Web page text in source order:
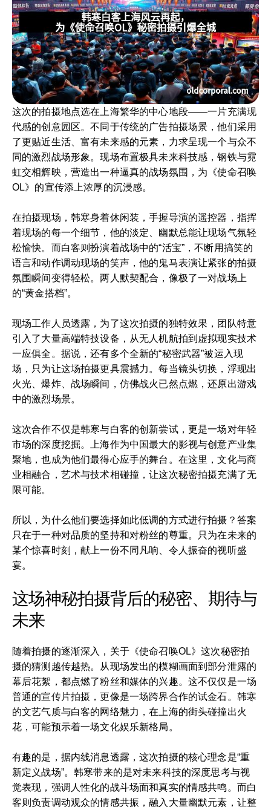
这次的拍摄地点选在上海繁华的中心地段——一片充满现
代感的创意园区。不同于传统的广告拍摄场景，他们采用
了更贴近生活、富有未来感的元素，力求呈现一个与众不
同的激烈战场形象。现场布置极具未来科技感，钢铁与霓
虹交相辉映，营造出一种逼真的战场氛围，为《使命召唤
OL》的宣传添上浓厚的沉浸感。
在拍摄现场，韩寒身着休闲装，手握导演的遥控器，指挥
着现场的每一个细节，他的淡定、幽默总能让现场气氛轻
松愉快。而白客则扮演着战场中的“活宝”，不断用搞笑的
语言和动作调动现场的笑声，他的鬼马表演让紧张的拍摄
氛围瞬间变得轻松。两人默契配合，像极了一对战场上
的“黄金搭档”。
现场工作人员透露，为了这次拍摄的独特效果，团队特意
引入了大量高端特技设备，从无人机航拍到虚拟现实技术
一应俱全。据说，还有多个全新的“秘密武器”被运入现
场，只为让这场拍摄更具震撼力。每当镜头切换，浮现出
火光、爆炸、战场瞬间，仿佛战火已然点燃，还原出游戏
中的激烈场景。
这次合作不仅是韩寒与白客的创新尝试，更是一场对年轻
市场的深度挖掘。上海作为中国最大的影视与创意产业集
聚地，也成为他们最得心应手的舞台。在这里，文化与商
业相融合，艺术与技术相碰撞，让这次秘密拍摄充满了无
限可能。
所以，为什么他们要选择如此低调的方式进行拍摄？答案
只在于一种对品质的坚持和对粉丝的尊重。只为在未来的
某个惊喜时刻，献上一份不同凡响、令人振奋的视听盛
宴。
这场神秘拍摄背后的秘密、期待与
未来
随着拍摄的逐渐深入，关于《使命召唤OL》这次秘密拍
摄的猜测越传越热。从现场发出的模糊画面到部分泄露的
幕后花絮，都点燃了粉丝和媒体的兴趣。这不仅仅是一场
普通的宣传片拍摄，更像是一场跨界合作的试金石。韩寒
的文艺气质与白客的网络魅力，在上海的街头碰撞出火
花，可能预示着一场文化娱乐新格局。
有趣的是，据内线消息透露，这次拍摄的核心理念是“重
新定义战场”。韩寒带来的是对未来科技的深度思考与视
觉表现，强调人性化的战斗场面和真实的情感共鸣。而白
客则负责调动观众的情感共振，融入大量幽默元素，让整